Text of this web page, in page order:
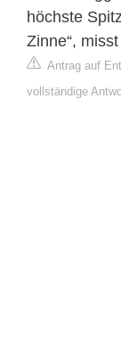
höchste
Zinne“,
Antrag auf
vollständige